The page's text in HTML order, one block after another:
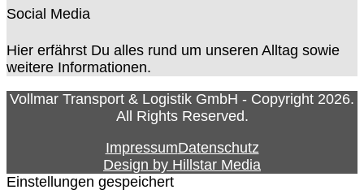
Social Media
Hier erfährst Du alles rund um unseren Alltag sowie
weitere Informationen.
Vollmar Transport & Logistik GmbH - Copyright 2026.
All Rights Reserved.
ImpressumDatenschutz
Design by Hillstar Media
Einstellungen gespeichert